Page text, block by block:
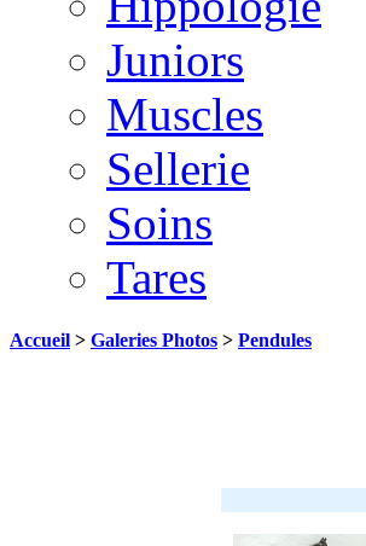
Juniors
Muscles
Sellerie
Soins
Tares
Accueil > Galeries Photos > Pendules